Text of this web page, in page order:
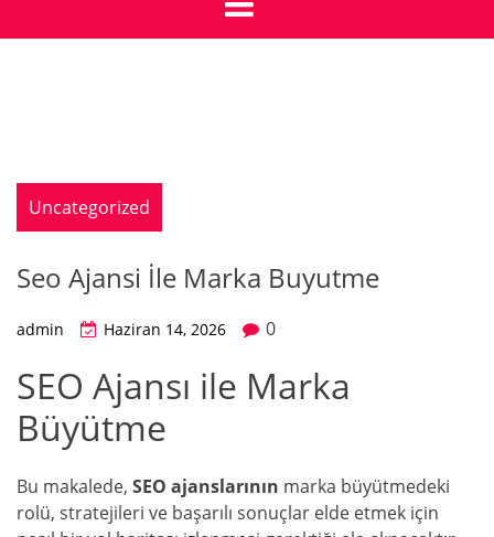
Uncategorized
Seo Ajansi İle Marka Buyutme
admin Haziran 14, 2026 0
SEO Ajansı ile Marka
Büyütme
Bu makalede, SEO ajanslarının marka büyütmedeki
rolü, stratejileri ve başarılı sonuçlar elde etmek için